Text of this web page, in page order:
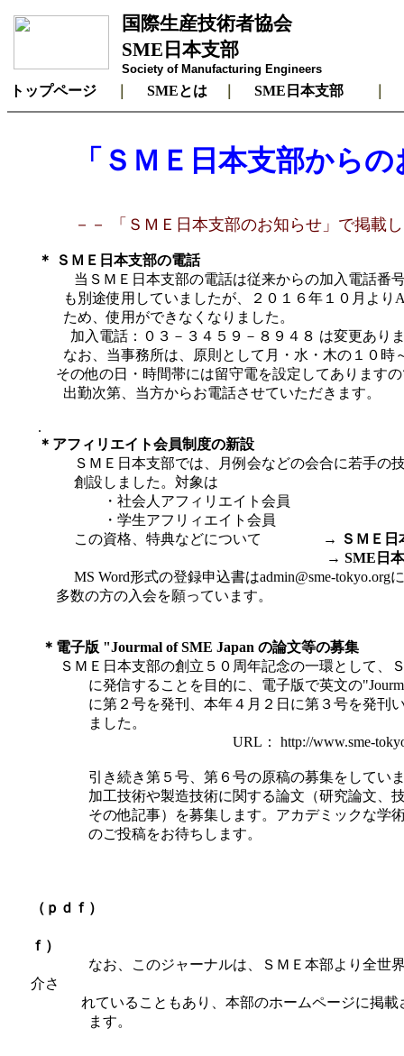
国際生産技術者協会
SME日本支部
Society of Manufacturing Engineers
トップページ SMEとは SME日本支部
「ＳＭＥ日本支部から
－－ 「ＳＭＥ日本支部のお知らせ」で掲載
＊ ＳＭＥ日本支部の電話
当ＳＭＥ日本支部の電話は従来からの加入電話番号
も別途使用していましたが、２０１６年１０月より
ため、使用ができなくなりました。
加入電話：０３－３４５９－８９４８ は変更あり
なお、当事務所は、原則として月・水・木の１０時
その他の日・時間帯には留守電を設定してありますの
出勤次第、当方からお電話させていただきます。
.
＊ アフィリエイト会員制度の新設
ＳＭＥ日本支部では、月例会などの会合に若手の技
創設しました。対象は
・社会人アフィリエイト会員
・学生アフリィエイト会員
この資格、特典などについて
→ ＳＭＥ日
→ SME日本
MS Word形式の登録申込書はadmin@sme-tokyo.org
多数の方の入会を願っています。
＊電子版 "Jourmal of SME Japan の論文等の募集
ＳＭＥ日本支部の創立５０周年記念の一環として、
に発信することを目的に、電子版で英文の"Jourmal
に第２号を発刊、本年４月２日に第３号を発刊い
ました。
URL： http://www.sme-tokyo.org/
引き続き第５号、第６号の原稿の募集をしてい
加工技術や製造技術に関する論文（研究論文、技
その他記事）を募集します。アカデミックな学術
のご投稿をお待ちします。
（ｐｄｆ）
ｆ）
なお、このジャーナルは、ＳＭＥ本部より全世界の
介さ
れていることもあり、本部のホームページに掲載さ
ます。